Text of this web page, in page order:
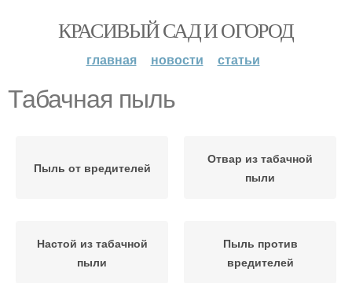
КРАСИВЫЙ САД И ОГОРОД
главная новости статьи
Табачная пыль
Пыль от вредителей
Отвар из табачной
пыли
Настой из табачной
пыли
Пыль против
вредителей